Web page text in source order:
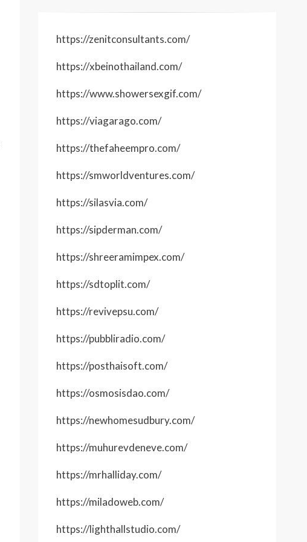
https://zenitconsultants.com/
https://xbeinothailand.com/
https://www.showersexgif.com/
https://viagarago.com/
https://thefaheempro.com/
https://smworldventures.com/
https://silasvia.com/
https://sipderman.com/
https://shreeramimpex.com/
https://sdtoplit.com/
https://revivepsu.com/
https://pubbliradio.com/
https://posthaisoft.com/
https://osmosisdao.com/
https://newhomesudbury.com/
https://muhurevdeneve.com/
https://mrhalliday.com/
https://miladoweb.com/
https://lighthallstudio.com/